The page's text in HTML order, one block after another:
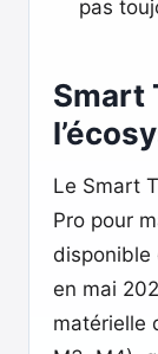
pas
Smart
Le Smart
Pro pour
disponible
en mai
matérielle